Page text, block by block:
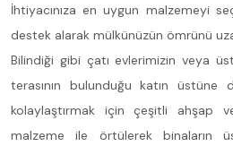
İhtiyacınıza en uygun malzemeyi
destek alarak mülkünüzün ömrünü
Bilindiği gibi çatı evlerimizin veya
terasının bulunduğu katın
kolaylaştırmak için çeşitli ahşap
malzeme ile örtülerek binaların